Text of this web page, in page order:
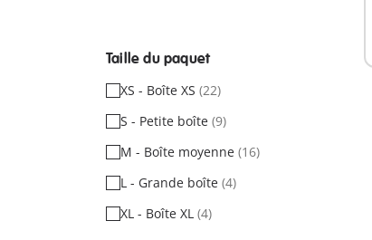
Taille du paquet
XS - Boîte XS (22)
S - Petite boîte (9)
M - Boîte moyenne (16)
L - Grande boîte (4)
XL - Boîte XL (4)